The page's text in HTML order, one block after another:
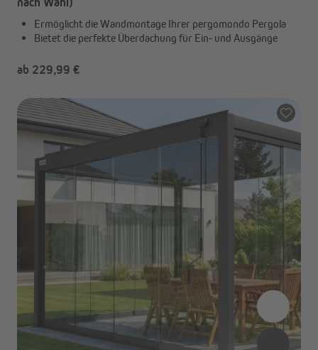
Ermöglicht die Wandmontage Ihrer pergomondo Pergola
Bietet die perfekte Überdachung für Ein- und Ausgänge
ab 229,99 €